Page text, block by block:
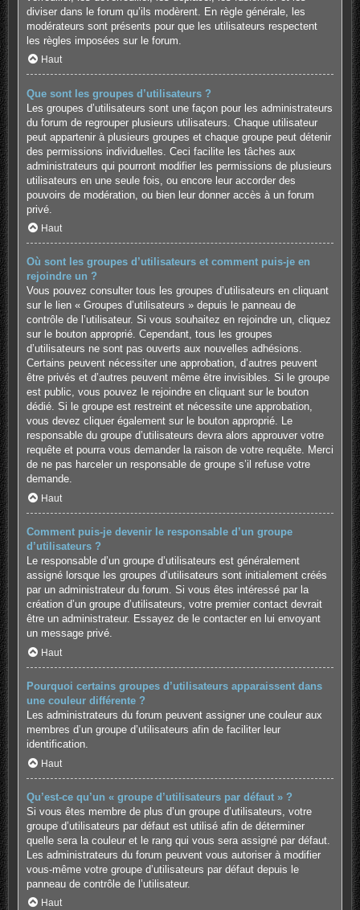
diviser dans le forum qu’ils modèrent. En règle générale, les
modérateurs sont présents pour que les utilisateurs respectent
les règles imposées sur le forum.
Haut
Que sont les groupes d’utilisateurs ?
Les groupes d’utilisateurs sont une façon pour les administrateurs
du forum de regrouper plusieurs utilisateurs. Chaque utilisateur
peut appartenir à plusieurs groupes et chaque groupe peut détenir
des permissions individuelles. Ceci facilite les tâches aux
administrateurs qui pourront modifier les permissions de plusieurs
utilisateurs en une seule fois, ou encore leur accorder des
pouvoirs de modération, ou bien leur donner accès à un forum
privé.
Haut
Où sont les groupes d’utilisateurs et comment puis-je en
rejoindre un ?
Vous pouvez consulter tous les groupes d’utilisateurs en cliquant
sur le lien « Groupes d’utilisateurs » depuis le panneau de
contrôle de l’utilisateur. Si vous souhaitez en rejoindre un, cliquez
sur le bouton approprié. Cependant, tous les groupes
d’utilisateurs ne sont pas ouverts aux nouvelles adhésions.
Certains peuvent nécessiter une approbation, d’autres peuvent
être privés et d’autres peuvent même être invisibles. Si le groupe
est public, vous pouvez le rejoindre en cliquant sur le bouton
dédié. Si le groupe est restreint et nécessite une approbation,
vous devez cliquer également sur le bouton approprié. Le
responsable du groupe d’utilisateurs devra alors approuver votre
requête et pourra vous demander la raison de votre requête. Merci
de ne pas harceler un responsable de groupe s’il refuse votre
demande.
Haut
Comment puis-je devenir le responsable d’un groupe
d’utilisateurs ?
Le responsable d’un groupe d’utilisateurs est généralement
assigné lorsque les groupes d’utilisateurs sont initialement créés
par un administrateur du forum. Si vous êtes intéressé par la
création d’un groupe d’utilisateurs, votre premier contact devrait
être un administrateur. Essayez de le contacter en lui envoyant
un message privé.
Haut
Pourquoi certains groupes d’utilisateurs apparaissent dans
une couleur différente ?
Les administrateurs du forum peuvent assigner une couleur aux
membres d’un groupe d’utilisateurs afin de faciliter leur
identification.
Haut
Qu’est-ce qu’un « groupe d’utilisateurs par défaut » ?
Si vous êtes membre de plus d’un groupe d’utilisateurs, votre
groupe d’utilisateurs par défaut est utilisé afin de déterminer
quelle sera la couleur et le rang qui vous sera assigné par défaut.
Les administrateurs du forum peuvent vous autoriser à modifier
vous-même votre groupe d’utilisateurs par défaut depuis le
panneau de contrôle de l’utilisateur.
Haut